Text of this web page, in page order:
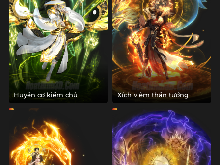
Huyền cơ kiếm chủ Xích viêm thần tướng